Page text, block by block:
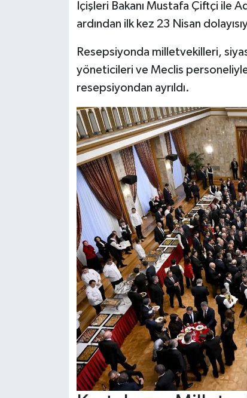
İçişleri Bakanı Mustafa Çiftçi ile
ardından ilk kez 23 Nisan
Resepsiyonda milletvekilleri,
yöneticileri ve Meclis
resepsiyondan ayrıldı.